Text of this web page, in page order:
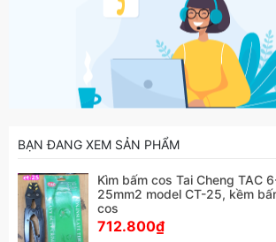
BẠN ĐANG XEM SẢN PHẨM
Kìm bấm cos Tai Cheng TAC
25mm2 model CT-25, kềm
cos
712.800₫